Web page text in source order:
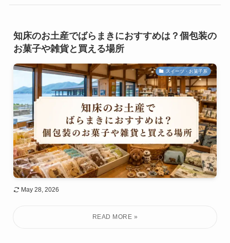
知床のお土産でばらまきにおすすめは？個包装の
お菓子や雑貨と買える場所
スイーツ・お菓子系
May 28, 2026